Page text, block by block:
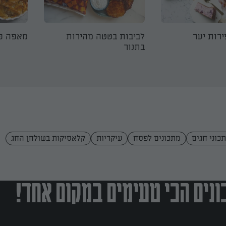
יער
לביבות בטטה מהירות
בתנור
מאפה
חגים מתכונים לפסח עיקריות קלאסיקות בשולחן החג
הכי טעימים במקום אחד!